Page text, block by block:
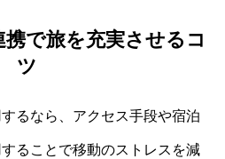
で旅を充実させるコ
ツ
るなら、アクセス手段や宿泊
ることで移動のストレスを減